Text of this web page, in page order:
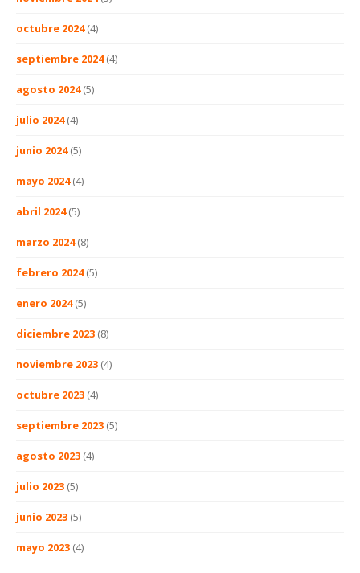
octubre 2024(4)
septiembre 2024(4)
agosto 2024(5)
julio 2024(4)
junio 2024(5)
mayo 2024(4)
abril 2024(5)
marzo 2024(8)
febrero 2024(5)
enero 2024(5)
diciembre 2023 (8)
noviembre 2023 (4)
octubre 2023 (4)
septiembre 2023 (5)
agosto 2023 (4)
julio 2023 (5)
junio 2023 (5)
mayo 2023 (4)